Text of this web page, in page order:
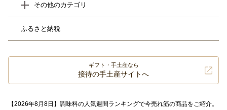
その他のカテゴリ
ふるさと納税
ギフト・手土産なら
接待の手土産サイトへ
【2026年8月8日】調味料の人気週間ランキングで今売れ筋の商品をご紹介。